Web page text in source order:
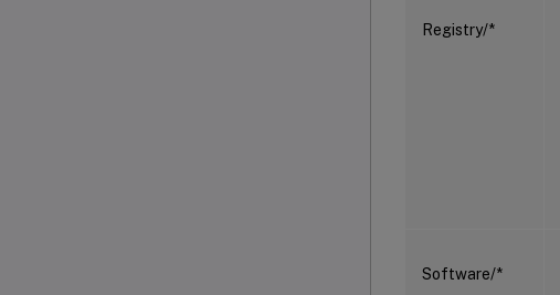
Registry/*
Software/*